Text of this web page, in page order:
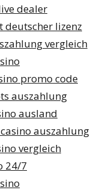
dealer
deutscher lizenz
vergleich
promo code
auszahlung
ausland
auszahlung
vergleich
24/7